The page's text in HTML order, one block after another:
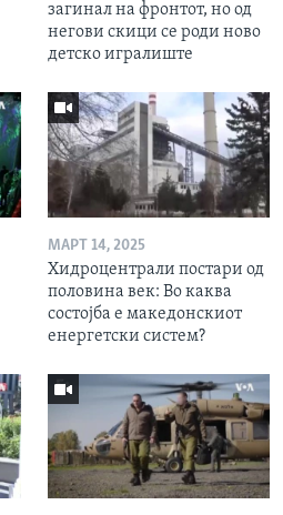
загинал на фронтот, но од
негови скици се роди ново
детско игралиште
МАРТ 14, 2025
Хидроцентрали постари од
половина век: Во каква
состојба е македонскиот
енергетски систем?